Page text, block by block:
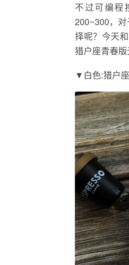
不过可编程
200~300，
择呢？今天
猎户座青春版
▼白色:猎户